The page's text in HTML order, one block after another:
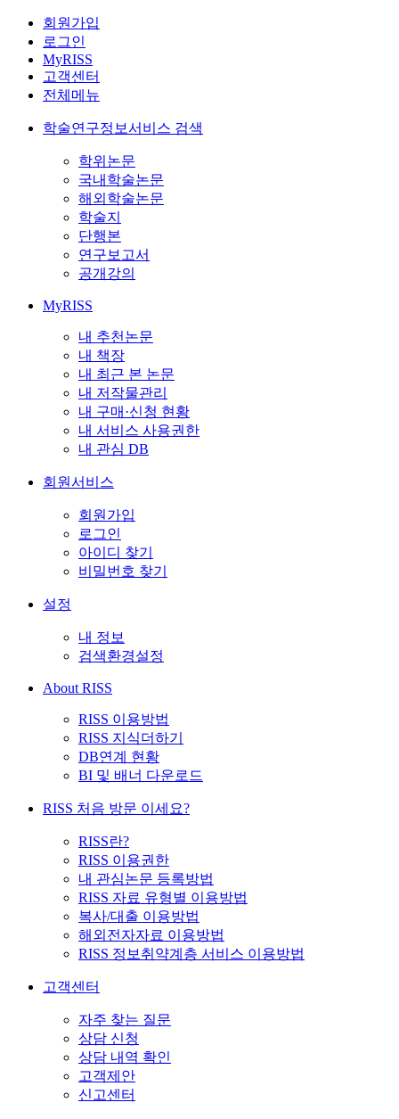
회원가입
로그인
MyRISS
고객센터
전체메뉴
학술연구정보서비스 검색
학위논문
국내학술논문
해외학술논문
학술지
단행본
연구보고서
공개강의
MyRISS
내 추천논문
내 책장
내 최근 본 논문
내 저작물관리
내 구매·신청 현황
내 서비스 사용권한
내 관심 DB
회원서비스
회원가입
로그인
아이디 찾기
비밀번호 찾기
설정
내 정보
검색환경설정
About RISS
RISS 이용방법
RISS 지식더하기
DB연계 현황
BI 및 배너 다운로드
RISS 처음 방문 이세요?
RISS란?
RISS 이용권한
내 관심논문 등록방법
RISS 자료 유형별 이용방법
복사/대출 이용방법
해외전자자료 이용방법
RISS 정보취약계층 서비스 이용방법
고객센터
자주 찾는 질문
상담 신청
상담 내역 확인
고객제안
신고센터